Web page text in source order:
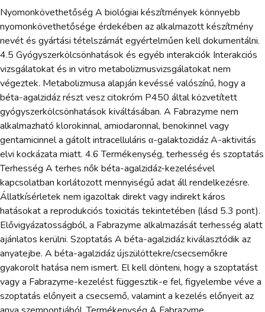
Nyomonkövethetőség A biológiai készítmények könnyebb
nyomonkövethetősége érdekében az alkalmazott készítmény
nevét és gyártási tételszámát egyértelműen kell dokumentálni.
4.5 Gyógyszerkölcsönhatások és egyéb interakciók Interakciós
vizsgálatokat és in vitro metabolizmusvizsgálatokat nem
végeztek. Metabolizmusa alapján kevéssé valószínű, hogy a
béta-agalzidáz részt vesz citokróm P450 által közvetített
gyógyszerkölcsönhatások kiváltásában. A Fabrazyme nem
alkalmazható klorokinnal, amiodaronnal, benokinnel vagy
gentamicinnel a gátolt intracelluláris α-galaktozidáz A-aktivitás
elvi kockázata miatt. 4.6 Termékenység, terhesség és szoptatás
Terhesség A terhes nők béta-agalzidáz-kezelésével
kapcsolatban korlátozott mennyiségű adat áll rendelkezésre.
Állatkísérletek nem igazoltak direkt vagy indirekt káros
hatásokat a reprodukciós toxicitás tekintetében (lásd 5.3 pont).
Elővigyázatosságból, a Fabrazyme alkalmazását terhesség alatt
ajánlatos kerülni. Szoptatás A béta-agalzidáz kiválasztódik az
anyatejbe. A béta-agalzidáz újszülöttekre/csecsemőkre
gyakorolt hatása nem ismert. El kell dönteni, hogy a szoptatást
vagy a Fabrazyme-kezelést függesztik-e fel, figyelembe véve a
szoptatás előnyeit a csecsemő, valamint a kezelés előnyeit az